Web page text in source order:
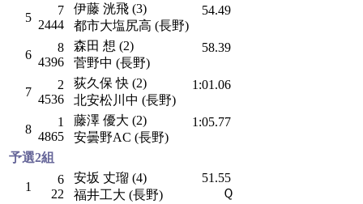
5
7
2444
伊藤 洸飛 (3)
都市大塩尻高 (長野)
54.49
6
8
4396
森田 想 (2)
菅野中 (長野)
58.39
7
2
4536
荻久保 快 (2)
北安松川中 (長野)
1:01.06
8
1
4865
藤澤 優大 (2)
安曇野AC (長野)
1:05.77
予選2組
1
6
22
安坂 丈瑠 (4)
福井工大 (長野)
51.55
Ｑ